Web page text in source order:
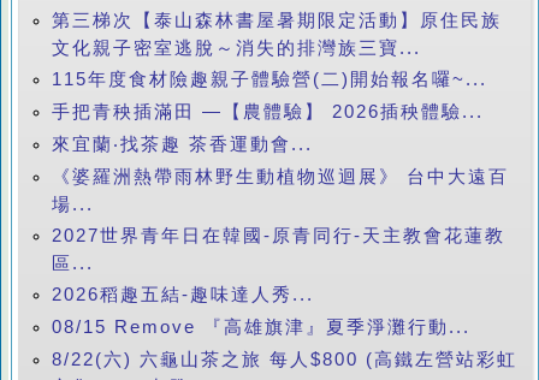
第三梯次【泰山森林書屋暑期限定活動】原住民族
文化親子密室逃脫～消失的排灣族三寶...
115年度食材險趣親子體驗營(二)開始報名囉~...
手把青秧插滿田 —【農體驗】 2026插秧體驗...
來宜蘭‧找茶趣 茶香運動會...
《婆羅洲熱帶雨林野生動植物巡迴展》 台中大遠百
場...
2027世界青年日在韓國-原青同行-天主教會花蓮教
區...
2026稻趣五結-趣味達人秀...
08/15 Remove 『高雄旗津』夏季淨灘行動...
8/22(六) 六龜山茶之旅 每人$800 (高鐵左營站彩虹